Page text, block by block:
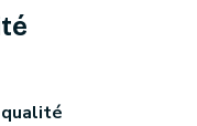
qualité